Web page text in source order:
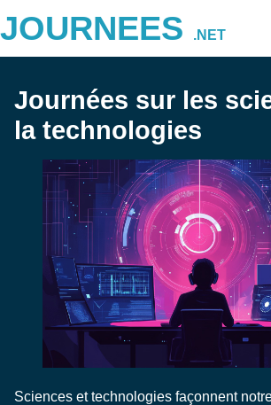
JOURNEES .NET
Journées sur les
la technologies
Sciences et technologies façonnent